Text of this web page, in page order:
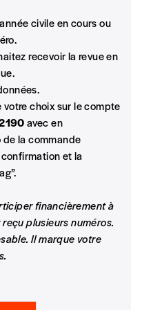
en Belgique
et dynamiques de
socio
gravée sur vinyle
nous fait revivre
par ses migrants.
lance un projet
y trouvent leur place.
civile en cours ou
recevoir la revue en
choix sur le compte
avec en
la commande
et la
financièrement à
plusieurs numéros.
Il marque votre